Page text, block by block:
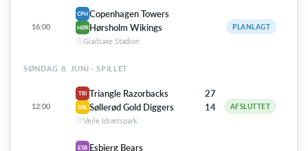
Liga · 2. Division Øst
HOLD V
1 AAR Aarhus Tigers
Copenhagen Towers 9
16:00
CPH Copenhagen Towers
HØR Hørsholm Wikings
Gladsaxe Stadion
PLANLAGT
SØNDAG 8. JUNI · SPILLET
12:00
TRI Triangle Razorbacks 27
SØL Søllerød Gold Diggers 14
Vejle Idrætspark
AFSLUTTET
ESB Esbjerg Bears